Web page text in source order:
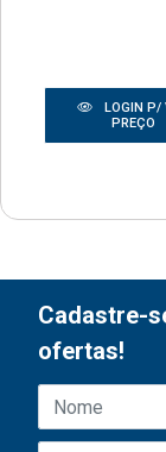
LOGIN P/
PREÇO
Cadastre-
ofertas!